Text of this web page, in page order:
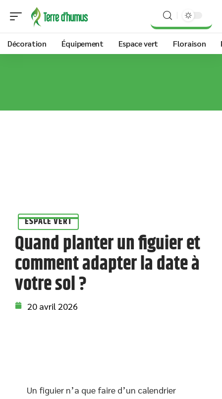
Décoration Équipement Espace vert Floraison
ESPACE VERT
Quand planter un figuier et
comment adapter la date à
votre sol ?
20 avril 2026
Un figuier n’a que faire d’un calendrier